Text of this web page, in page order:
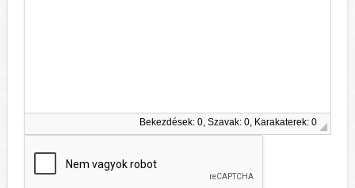
Bekezdések: 0, Szavak: 0, Karakaterek: 0